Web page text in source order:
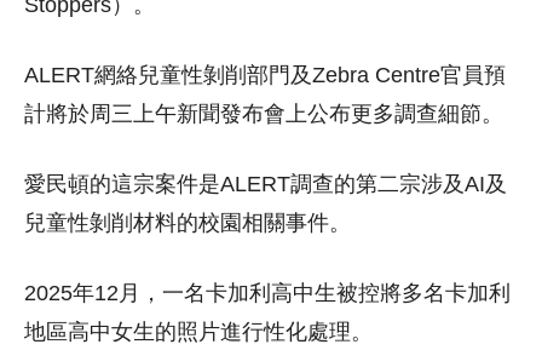
Stoppers）。
ALERT網絡兒童性剝削部門及Zebra Centre官員預
計將於周三上午新聞發布會上公布更多調查細節。
愛民頓的這宗案件是ALERT調查的第二宗涉及AI及
兒童性剝削材料的校園相關事件。
2025年12月，一名卡加利高中生被控將多名卡加利
地區高中女生的照片進行性化處理。